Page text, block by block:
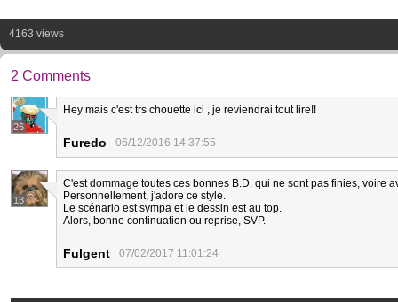
4163 views
2 Comments
26
Hey mais c'est trs chouette ici , je reviendrai tout lire!!
Furedo 06/12/2016 14:37:55
13
C'est dommage toutes ces bonnes B.D. qui ne sont pas finies, voire
Personnellement, j'adore ce style.
Le scénario est sympa et le dessin est au top.
Alors, bonne continuation ou reprise, SVP.
Fulgent 07/02/2017 11:01:24